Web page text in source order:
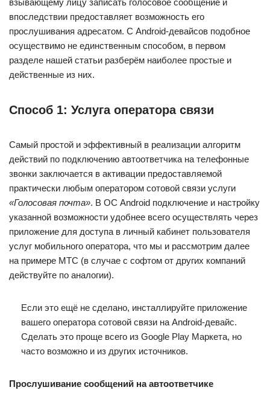
взывающему лицу записать голосовое сообщение и
впоследствии предоставляет возможность его
прослушивания адресатом. С Android-девайсов подобное
осуществимо не единственным способом, в первом
разделе нашей статьи разберём наиболее простые и
действенные из них.
Способ 1: Услуга оператора связи
Самый простой и эффективный в реализации алгоритм
действий по подключению автоответчика на телефонные
звонки заключается в активации предоставляемой
практически любым оператором сотовой связи услуги
«Голосовая почта». В ОС Android подключение и настройку
указанной возможности удобнее всего осуществлять через
приложение для доступа в личный кабинет пользователя
услуг мобильного оператора, что мы и рассмотрим далее
на примере МТС (в случае с софтом от других компаний
действуйте по аналогии).
Если это ещё не сделано, инсталлируйте приложение
вашего оператора сотовой связи на Android-девайс.
Сделать это проще всего из Google Play Маркета, но
часто возможно и из других источников.
Прослушивание сообщений на автоответчике